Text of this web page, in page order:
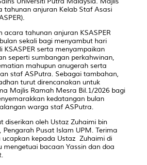
tahunan anjuran Kelab Staf Asasi
acara tahunan anjuran KSASPER
sekali bagi menyambut hari
KSASPER serta menyampaikan
seperti sumbangan perkahwinan,
mahupun anugerah serta
staf ASPutra. Sebagai tambahan,
turut direncanakan untuk
Majlis Ramah Mesra Bil.1/2026 bagi
kedatangan bulan
warga staf ASPutra.
diserikan oleh Ustaz Zuhaimi bin
Pengarah Pusat Islam UPM. Terima
ucapkan kepada Ustaz Zuhaimi di
mengetuai bacaan Yassin dan doa